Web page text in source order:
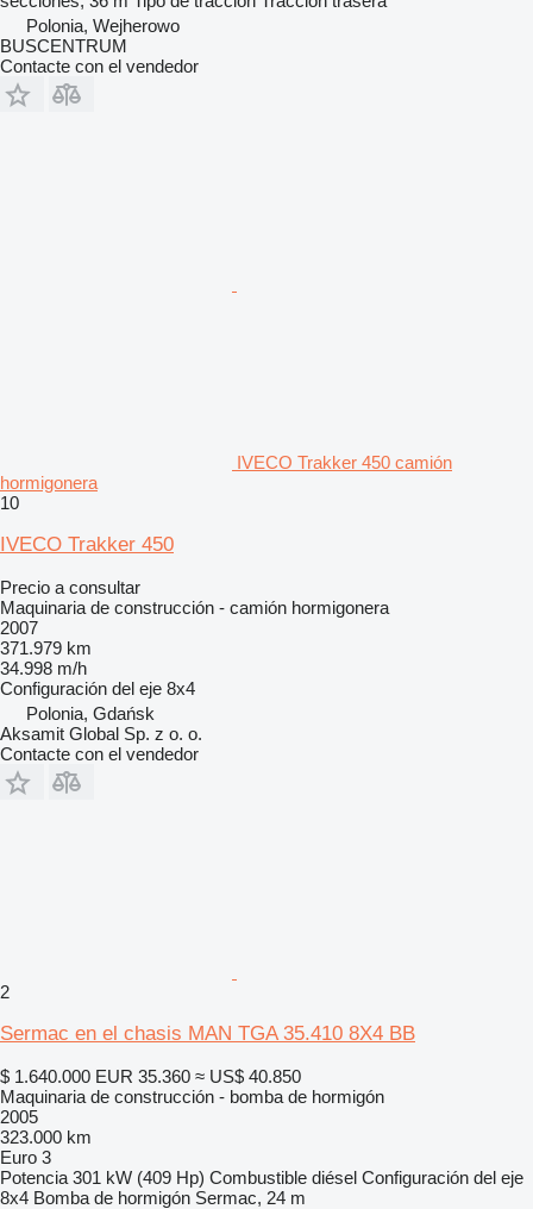
Polonia, Wejherowo
BUSCENTRUM
Contacte con el vendedor
IVECO Trakker 450 camión
hormigonera
10
IVECO Trakker 450
Precio a consultar
Maquinaria de construcción - camión hormigonera
2007
371.979 km
34.998 m/h
Configuración del eje 8x4
Polonia, Gdańsk
Aksamit Global Sp. z o. o.
Contacte con el vendedor
2
Sermac en el chasis MAN TGA 35.410 8X4 BB
$ 1.640.000 EUR 35.360 ≈ US$ 40.850
Maquinaria de construcción - bomba de hormigón
2005
323.000 km
Euro 3
Potencia 301 kW (409 Hp) Combustible diésel Configuración del eje
8x4 Bomba de hormigón Sermac, 24 m